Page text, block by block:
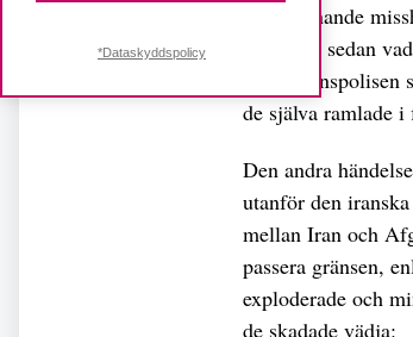
tortyrliknande
berättade sedan
helt.
de själva ramlade i
Den andra
utanför den
mellan Iran och
passera gränsen,
exploderade och
de skadade vädja:
*Dataskyddspolicy